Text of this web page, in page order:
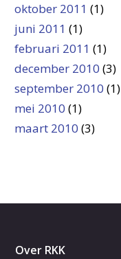
oktober 2011 (1)
juni 2011 (1)
februari 2011 (1)
december 2010 (3)
september 2010 (1)
mei 2010 (1)
maart 2010 (3)
Over RKK